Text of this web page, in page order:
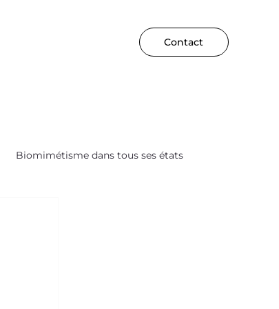
Contact
Biomimétisme dans tous ses états